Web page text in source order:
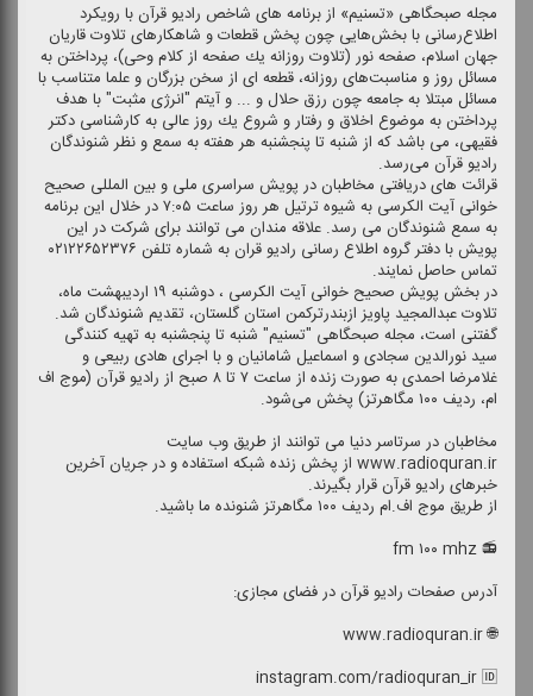
مجله صبحگاهی «تسنیم» از برنامه های شاخص رادیو قرآن با رویكرد
اطلاع‌رسانی با بخش‌هایی چون پخش قطعات و شاهكارهای تلاوت قاریان
جهان اسلام، صفحه نور (تلاوت روزانه یك صفحه از كلام وحی)، پرداختن به
مسائل روز و مناسبت‌های روزانه، قطعه ای از سخن بزرگان و علما متناسب با
مسائل مبتلا به جامعه چون رزق حلال و ... و آیتم "انرژی مثبت" با هدف
پرداختن به موضوع اخلاق و رفتار و شروع یك روز عالی به كارشناسی دكتر
فقیهی، می باشد كه از شنبه تا پنجشنبه هر هفته به سمع و نظر شنوندگان
رادیو قرآن می‌رسد.
قرائت های دریافتی مخاطبان در پویش سراسری ملی و بین المللی صحیح
خوانی آیت الكرسی به شیوه ترتیل هر روز ساعت ۷:۰۵ در خلال این برنامه
به سمع شنوندگان می رسد. علاقه مندان می توانند برای شركت در این
پویش با دفتر گروه اطلاع رسانی رادیو قران به شماره تلفن ۰۲۱۲۲۶۵۲۳۷۶
تماس حاصل نمایند.
در بخش پویش صحیح خوانی آیت الكرسی ، دوشنبه ۱۹ اردیبهشت ماه،
تلاوت عبدالمجید پاویز ازبندرتركمن استان گلستان، تقدیم شنوندگان شد.
گفتنی است، مجله صبحگاهی "تسنیم" شنبه تا پنجشنبه به تهیه كنندگی
سید نورالدین سجادی و اسماعیل شامانیان و با اجرای هادی ربیعی و
غلامرضا احمدی به صورت زنده از ساعت ۷ تا ۸ صبح از رادیو قرآن (موج اف
ام، ردیف ۱۰۰ مگاهرتز) پخش می‌شود.
مخاطبان در سرتاسر دنیا می توانند از طریق وب سایت
www.radioquran.ir از پخش زنده شبكه استفاده و در جریان آخرین
خبرهای رادیو قرآن قرار بگیرند.
از طریق موج اف.ام ردیف ۱۰۰ مگاهرتز شنونده ما باشید.
📻 fm ۱۰۰ mhz
آدرس صفحات رادیو قرآن در فضای مجازی:
🌐 www.radioquran.ir
instagram.com/radioquran_ir 🆔